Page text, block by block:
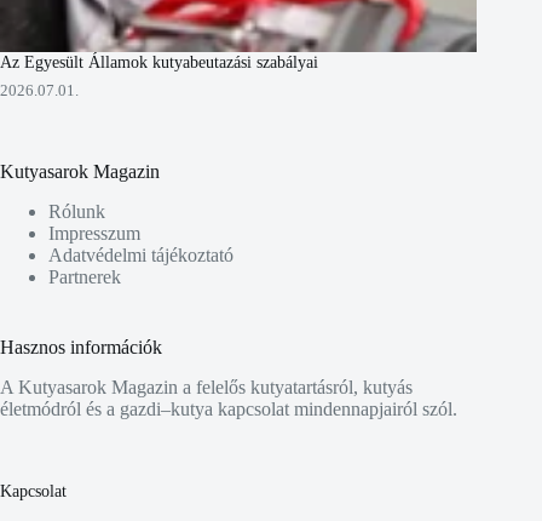
Az Egyesült Államok kutyabeutazási szabályai
2026.07.01.
Kutyasarok Magazin
Rólunk
Impresszum
Adatvédelmi tájékoztató
Partnerek
Hasznos információk
A Kutyasarok Magazin a felelős kutyatartásról, kutyás
életmódról és a gazdi–kutya kapcsolat mindennapjairól szól.
Kapcsolat